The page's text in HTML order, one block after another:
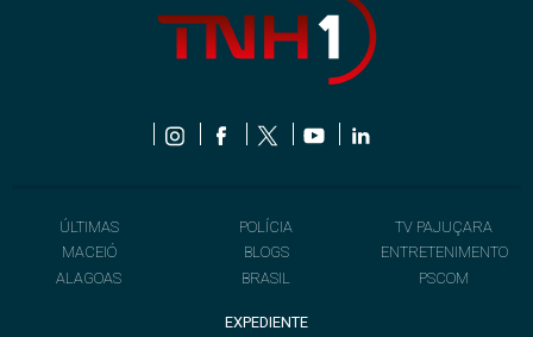
ÚLTIMAS
MACEIÓ
ALAGOAS
POLÍCIA
BLOGS
BRASIL
TV PAJUÇARA
ENTRETENIMENTO
PSCOM
EXPEDIENTE